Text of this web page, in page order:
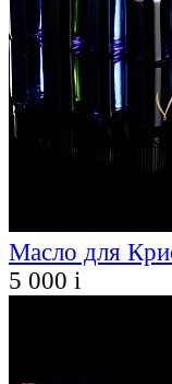
Масло для
5 000 i